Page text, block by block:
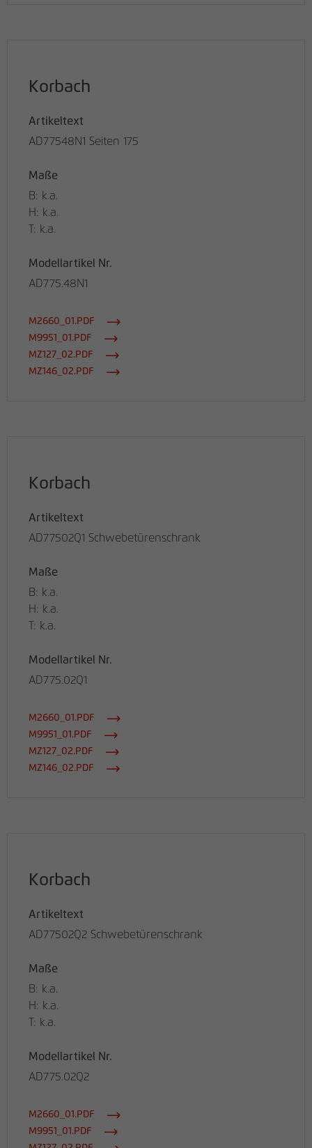
Korbach
Artikeltext
AD77548N1 Seiten 175
Maße
B: k.a.
H: k.a.
T: k.a.
Modellartikel Nr.
AD775.48N1
M2660_01.PDF
M9951_01.PDF
MZ127_02.PDF
MZ146_02.PDF
Korbach
Artikeltext
AD77502Q1 Schwebetürenschrank
Maße
B: k.a.
H: k.a.
T: k.a.
Modellartikel Nr.
AD775.02Q1
M2660_01.PDF
M9951_01.PDF
MZ127_02.PDF
MZ146_02.PDF
Korbach
Artikeltext
AD77502Q2 Schwebetürenschrank
Maße
B: k.a.
H: k.a.
T: k.a.
Modellartikel Nr.
AD775.02Q2
M2660_01.PDF
M9951_01.PDF